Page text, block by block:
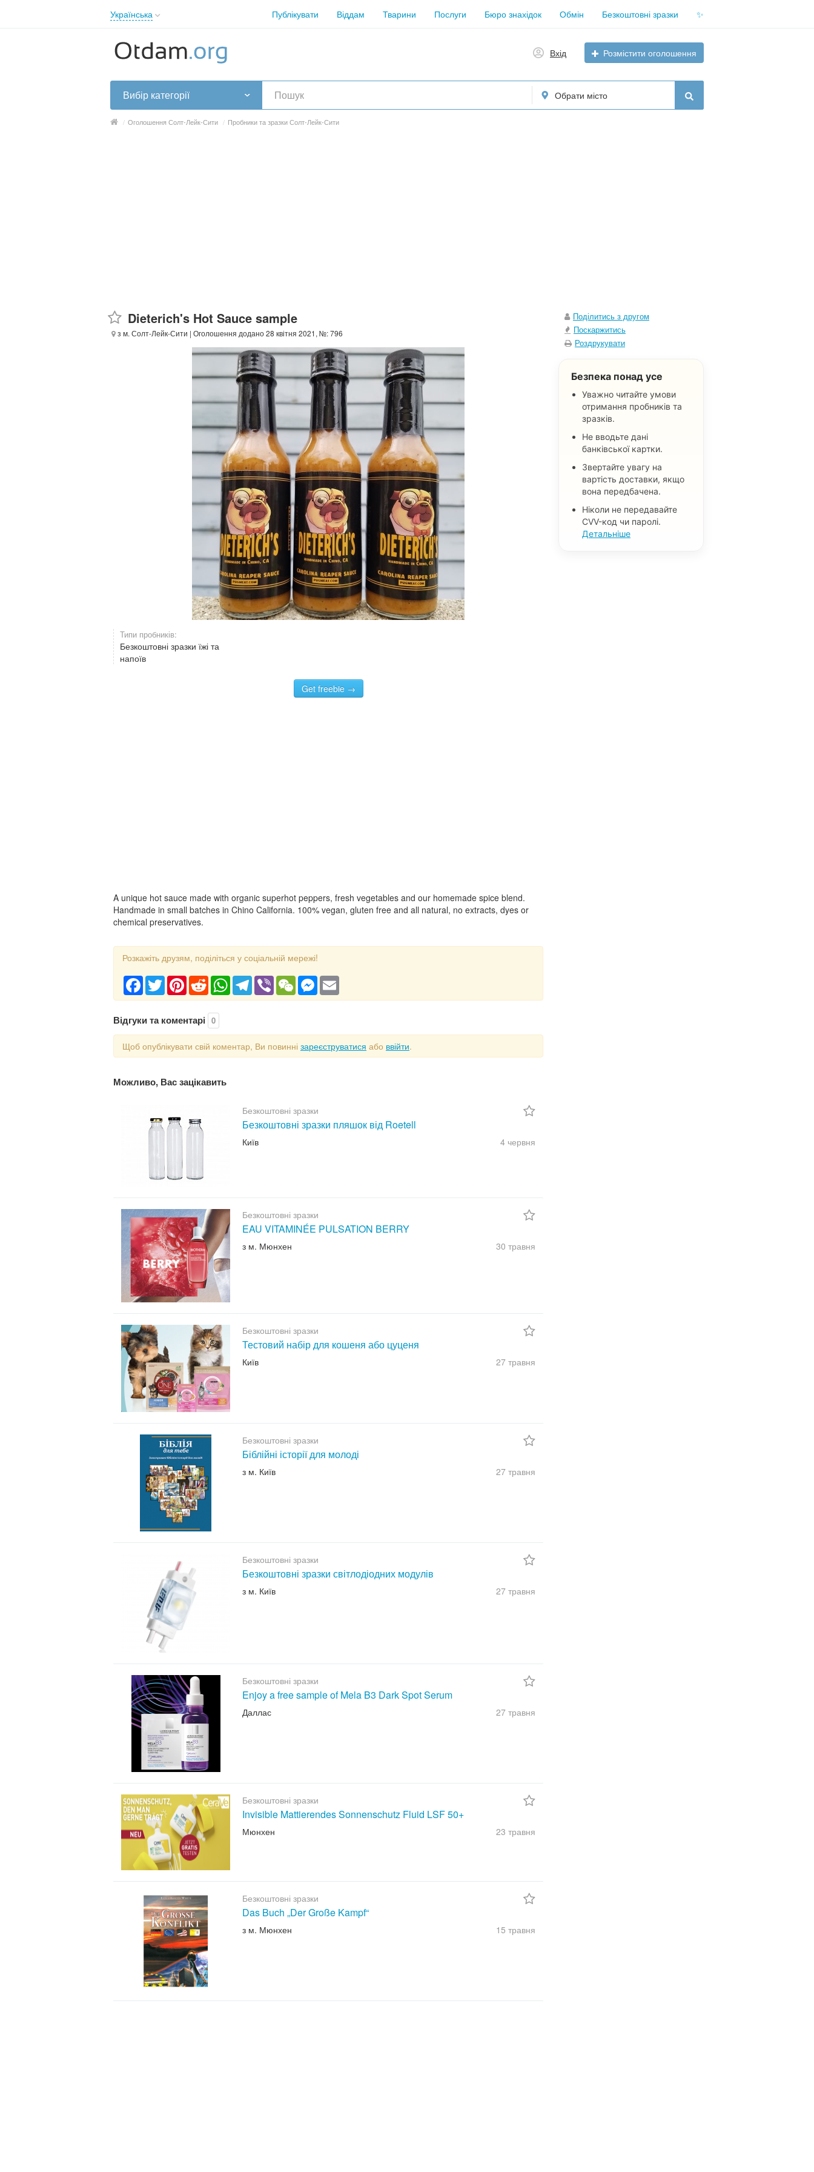
Українська
English
Русский
Українська
Публікувати Віддам Тварини Послуги Бюро знахідок Обмін Безкоштовні зразки ✨
Вхід Розмістити оголошення
Вибір категорії Обрати місто
/ Оголошення Солт-Лейк-Сити / Пробники та зразки Солт-Лейк-Сити
Dieterich's Hot Sauce sample
з м. Солт-Лейк-Сити | Оголошення додано 28 квітня 2021, №: 796
Типи пробників:
Безкоштовні зразки їжі та
напоїв
Get freebie →
A unique hot sauce made with organic superhot peppers, fresh vegetables and our homemade spice blend.
Handmade in small batches in Chino California. 100% vegan, gluten free and all natural, no extracts, dyes or
chemical preservatives.
Розкажіть друзям, поділіться у соціальній мережі!
Facebook
TwitterPinterestRedditWhatsAppTelegram
Viber WeChatMessenger
Відгуки та коментарі 0
Щоб опублікувати свій коментар, Ви повинні зареєструватися або ввійти.
Можливо, Вас зацікавить
Безкоштовні зразки
Безкоштовні зразки пляшок від Roetell
Київ 4 червня
Безкоштовні зразки
EAU VITAMINÉE PULSATION BERRY
з м. Мюнхен 30 травня
Безкоштовні зразки
Тестовий набір для кошеня або цуценя
Київ 27 травня
Безкоштовні зразки
Біблійні історії для молоді
з м. Київ 27 травня
Безкоштовні зразки
Безкоштовні зразки світлодіодних модулів
з м. Київ 27 травня
Безкоштовні зразки
Enjoy a free sample of Mela B3 Dark Spot Serum
Даллас 27 травня
Безкоштовні зразки
Invisible Mattierendes Sonnenschutz Fluid LSF 50+
Мюнхен 23 травня
Безкоштовні зразки
Das Buch „Der Große Kampf“
з м. Мюнхен 15 травня
Поділитись з другом
Поскаржитись
Роздрукувати
Безпека понад усе
Уважно читайте умови
отримання пробників та
зразків.
Не вводьте дані
банківської картки.
Звертайте увагу на
вартість доставки, якщо
вона передбачена.
Ніколи не передавайте
CVV-код чи паролі.
Детальніше